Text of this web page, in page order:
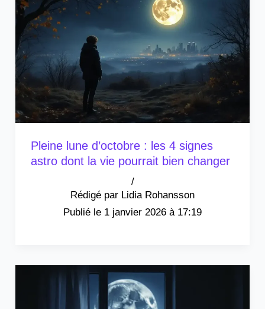
Pleine lune d’octobre : les 4 signes
astro dont la vie pourrait bien changer
Lidia Rohansson
/
1 janvier 2026 à 17:19